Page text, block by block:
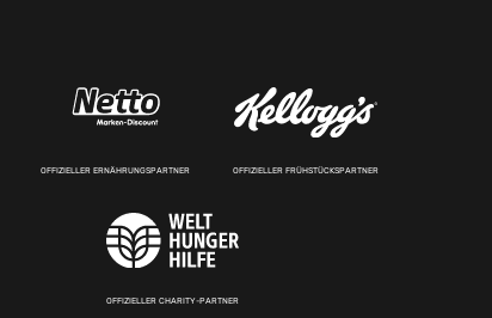
OFFIZIELLER ERNÄHRUNGSPARTNER OFFIZIELLER FRÜHSTÜCKSPARTNER
OFFIZIELLER CHARITY-PARTNER